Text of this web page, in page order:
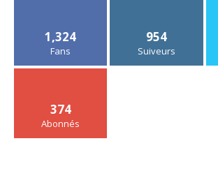
1,324
Fans
954
Suiveurs
374
Abonnés